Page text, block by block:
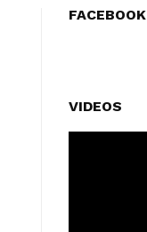
FACEBOOK
VIDEOS